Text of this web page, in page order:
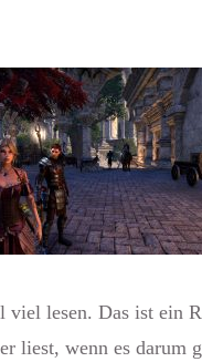
viel lesen. Das ist ein
liest, wenn es darum